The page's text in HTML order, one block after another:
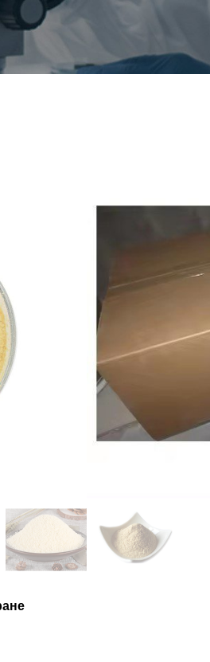
Минимално
Спецификации
Област на
Запитване сега